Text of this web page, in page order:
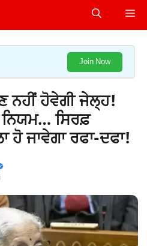
Join Now
ਨਹੀਂ ਹੋਵੇਗੀ ਜੇਲ੍ਹ!
ਸਿਰਫ਼
ਹੋ ਜਾਵੇਗਾ ਰਫਾ-ਦਫਾ!